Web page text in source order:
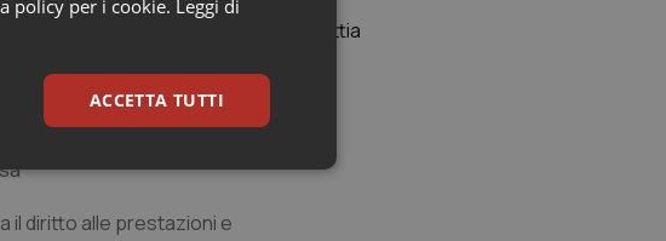
il diritto alle prestazioni e
policy per i cookie. Leggi di
ACCETTA TUTTI
Marketing